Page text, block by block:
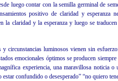
luego contar con la semilla germinal de
positivo de claridad y esperanza
la claridad y la esperanza y luego se
y circunstancias luminosos vienen sin
emocionales óptimos se producen
experiencia, una maravillosa noticia
confundido o desesperado” “no quiero